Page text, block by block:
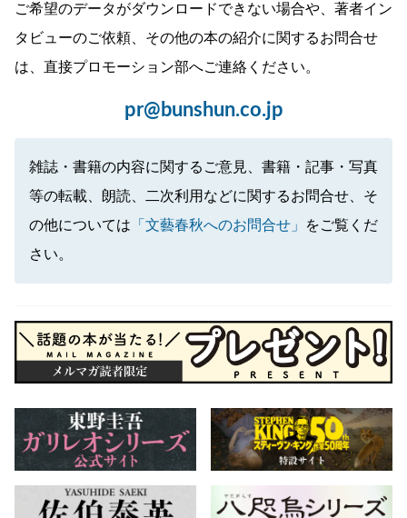
ご希望のデータがダウンロードできない場合や、著者イン
タビューのご依頼、その他の本の紹介に関するお問合せ
は、直接プロモーション部へご連絡ください。
pr@bunshun.co.jp
雑誌・書籍の内容に関するご意見、書籍・記事・写真
等の転載、朗読、二次利用などに関するお問合せ、そ
の他については 「文藝春秋へのお問合せ」
をご覧くだ
さい。